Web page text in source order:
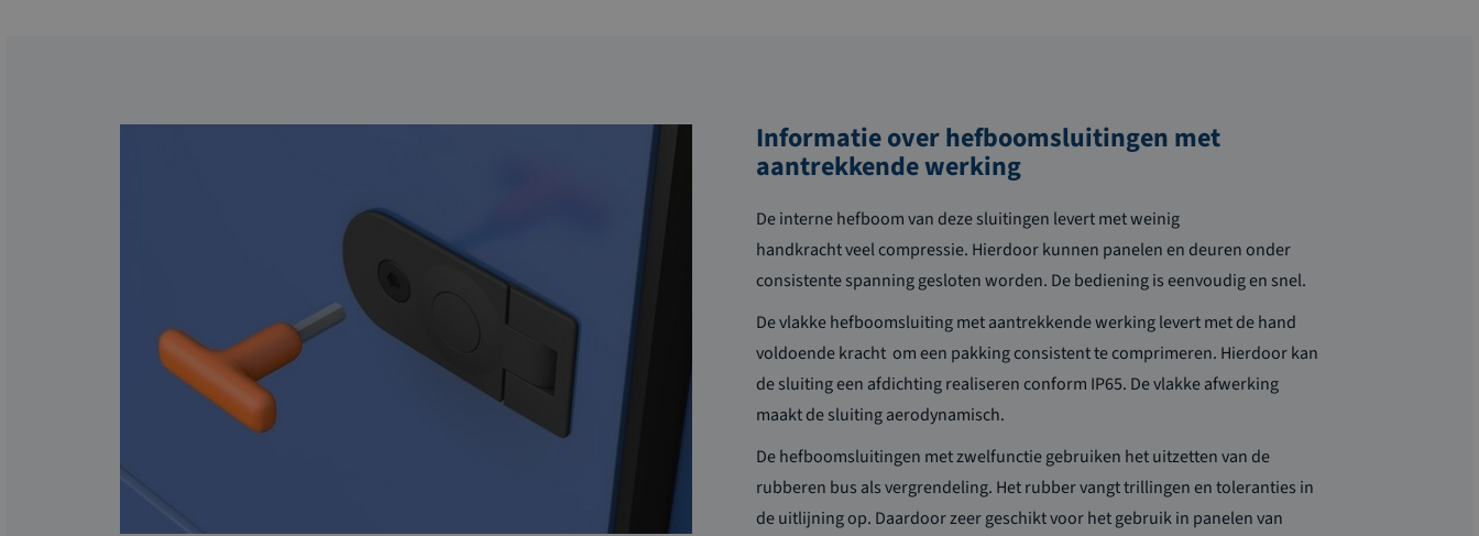
Informatie over hefboomsluitingen met
aantrekkende werking
De interne hefboom van deze sluitingen levert met weinig
handkrachtveelcompressie. Hierdoor kunnen panelen en deuren onder
consistente spanning gesloten worden. De bediening is eenvoudig en snel.
De vlakke hefboomsluiting met aantrekkende werkinglevertmet de hand
voldoende kracht om een pakking consistent te comprimeren. Hierdoor kan
de sluiting een afdichting realiseren conform IP65. De vlakke afwerking
maakt de sluiting aerodynamisch.
De hefboomsluitingen met zwelfunctie gebruiken het uitzetten van de
rubberen bus als vergrendeling. Het rubber vangt trillingen en toleranties in
de uitlijning op. Daardoor zeer geschikt voor het gebruik in panelen van